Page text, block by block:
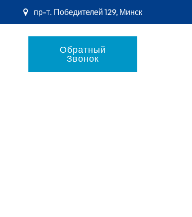
пр-т. Победителей 129, Минск
Обратный
Звонок